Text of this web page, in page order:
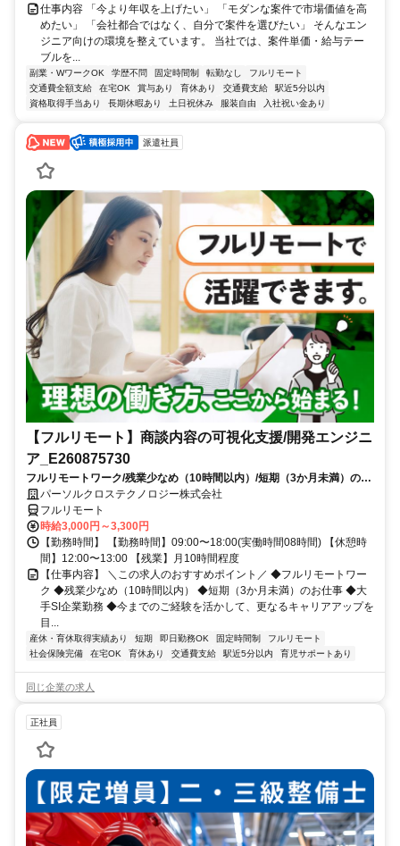
仕事内容 「今より年収を上げたい」 「モダンな案件で市場価値を高
めたい」 「会社都合ではなく、自分で案件を選びたい」 そんなエン
ジニア向けの環境を整えています。 当社では、案件単価・給与テー
ブルを...
副業・WワークOK 学歴不問 固定時間制 転勤なし
フルリモート
交通費全額支給
在宅OK 賞与あり 育休あり 交通費支給
駅近5分以内
資格取得手当あり
長期休暇あり 土日祝休み 服装自由 入社祝い金あり
派遣社員
【フルリモート】商談内容の可視化支援/開発エンジニ
ア_E260875730
フルリモートワーク/残業少なめ（10時間以内）/短期（3か月未満）のお
仕事/大手SI企業勤務/今までのご経験を活かして、更なるキャリアアップ
を目指せます
パーソルクロステクノロジー株式会社
フルリモート
時給3,000円～3,300円
【勤務時間】 【勤務時間】09:00〜18:00(実働時間08時間) 【休憩時
間】12:00〜13:00 【残業】月10時間程度
【仕事内容】 ＼この求人のおすすめポイント／ ◆フルリモートワー
ク ◆残業少なめ（10時間以内） ◆短期（3か月未満）のお仕事 ◆大
手SI企業勤務 ◆今までのご経験を活かして、更なるキャリアアップを
目...
産休・育休取得実績あり 短期 即日勤務OK 固定時間制
フルリモート
社会保険完備
在宅OK 育休あり 交通費支給 駅近5分以内 育児サポートあり
同じ企業の求人
正社員